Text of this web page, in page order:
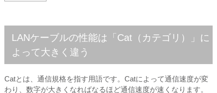
LANケーブルの性能は「Cat（カテゴリ）」に
よって大きく違う
Catとは、通信規格を指す用語です。Catによって通信速度が変
わり、数字が大きくなればなるほど通信速度が速くなります。